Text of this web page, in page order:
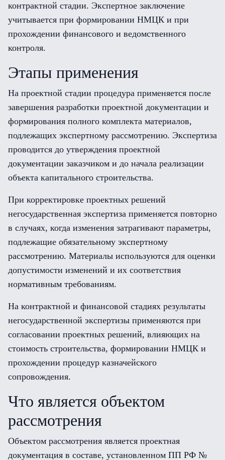
контрактной стадии. Экспертное заключение
учитывается при формировании НМЦК и при
прохождении финансового и ведомственного
контроля.
Этапы применения
На проектной стадии процедура применяется после
завершения разработки проектной документации и
формирования полного комплекта материалов,
подлежащих экспертному рассмотрению. Экспертиза
проводится до утверждения проектной
документации заказчиком и до начала реализации
объекта капитального строительства.
При корректировке проектных решений
негосударственная экспертиза применяется повторно
в случаях, когда изменения затрагивают параметры,
подлежащие обязательному экспертному
рассмотрению. Материалы используются для оценки
допустимости изменений и их соответствия
нормативным требованиям.
На контрактной и финансовой стадиях результаты
негосударственной экспертизы применяются при
согласовании проектных решений, влияющих на
стоимость строительства, формировании НМЦК и
прохождении процедур казначейского
сопровождения.
Что является объектом
рассмотрения
Объектом рассмотрения является проектная
документация в составе, установленном ПП РФ №